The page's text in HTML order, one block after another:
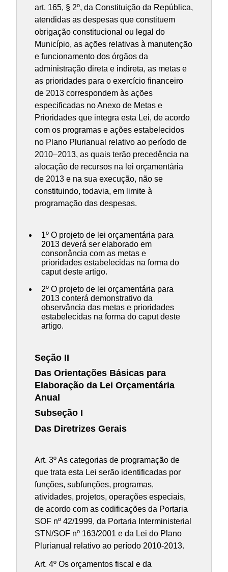
art. 165, § 2º, da Constituição da República,
atendidas as despesas que constituem
obrigação constitucional ou legal do
Município, as ações relativas à manutenção
e funcionamento dos órgãos da
administração direta e indireta, as metas e
as prioridades para o exercício financeiro
de 2013 correspondem às ações
especificadas no Anexo de Metas e
Prioridades que integra esta Lei, de acordo
com os programas e ações estabelecidos
no Plano Plurianual relativo ao período de
2010–2013, as quais terão precedência na
alocação de recursos na lei orçamentária
de 2013 e na sua execução, não se
constituindo, todavia, em limite à
programação das despesas.
1º O projeto de lei orçamentária para
2013 deverá ser elaborado em
consonância com as metas e
prioridades estabelecidas na forma do
caput deste artigo.
2º O projeto de lei orçamentária para
2013 conterá demonstrativo da
observância das metas e prioridades
estabelecidas na forma do caput deste
artigo.
Seção II
Das Orientações Básicas para
Elaboração da Lei Orçamentária
Anual
Subseção I
Das Diretrizes Gerais
Art. 3º As categorias de programação de
que trata esta Lei serão identificadas por
funções, subfunções, programas,
atividades, projetos, operações especiais,
de acordo com as codificações da Portaria
SOF nº 42/1999, da Portaria Interministerial
STN/SOF nº 163/2001 e da Lei do Plano
Plurianual relativo ao período 2010-2013.
Art. 4º Os orçamentos fiscal e da